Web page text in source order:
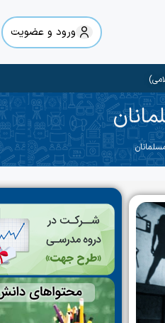
ورود و عضویت